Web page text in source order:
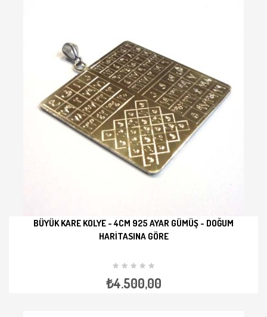
BÜYÜK KARE KOLYE - 4CM 925 AYAR GÜMÜŞ - DOĞUM
HARITASINA GÖRE
₺4.500,00